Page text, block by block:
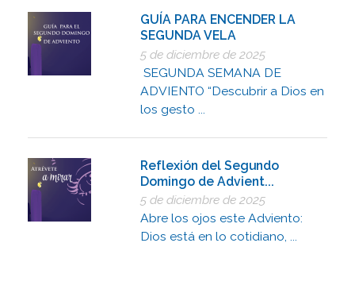
GUÍA PARA ENCENDER LA
SEGUNDA VELA
5 de diciembre de 2025
SEGUNDA SEMANA DE
ADVIENTO “Descubrir a Dios en
los gesto ...
Reflexión del Segundo
Domingo de Advient...
5 de diciembre de 2025
Abre los ojos este Adviento:
Dios está en lo cotidiano, ...